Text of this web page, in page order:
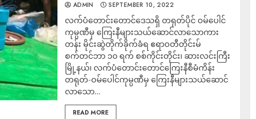
ADMIN SEPTEMBER 10, 2022
လက်ပံတောင်းတောင်ဒေသရှိ တရုတ်ပိုင် ဝမ်ပေါင်
ကုမ္ပဏီမှ ကြေးနီများသယ်ဆောင်လာသော‌ကား
တန်း မိုင်းဆွဲတိုက်ခိုက်ခံရ ဧရာဝတီတိုင်းမ်
စက်တင်ဘာ ၁၀ ရက် စစ်ကိုင်းတိုင်း၊ ဆားလင်းကြီး
မြို့နယ်၊ လက်ပံတောင်းတောင်ကြေးနီစီမံကိန်း
တရုတ်-ဝမ်ပေါင်ကုမ္ပဏီမှ ကြေးနီများသယ်ဆောင်
လာသော...
READ MORE